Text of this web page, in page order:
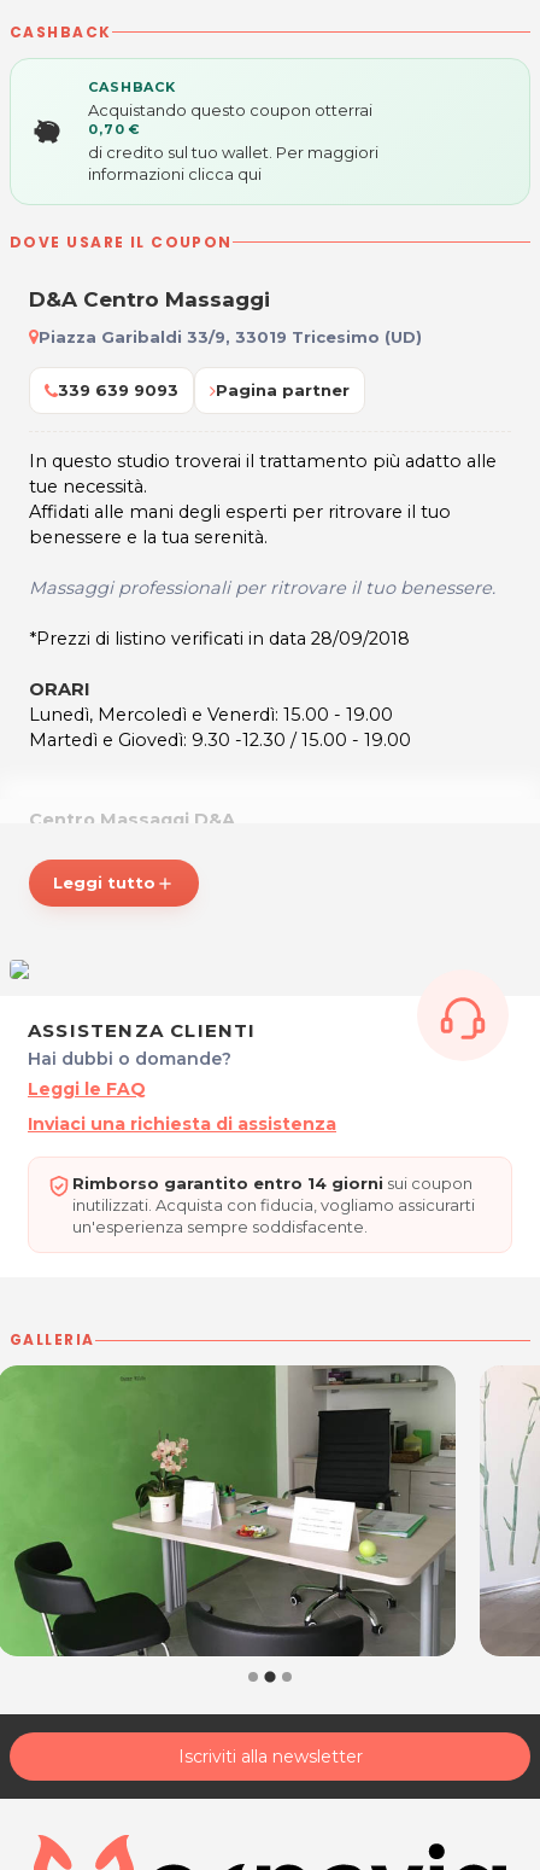
CASHBACK
CASHBACK
Acquistando questo coupon otterrai
0,70 €
di credito sul tuo wallet. Per maggiori
informazioni clicca qui
DOVE USARE IL COUPON
D&A Centro Massaggi
Piazza Garibaldi 33/9, 33019 Tricesimo (UD)
339 639 9093 Pagina partner
In questo studio troverai il trattamento più adatto alle
tue necessità.
Affidati alle mani degli esperti per ritrovare il tuo
benessere e la tua serenità.
Massaggi professionali per ritrovare il tuo benessere.
*Prezzi di listino verificati in data 28/09/2018
ORARI
Lunedì, Mercoledì e Venerdì: 15.00 - 19.00
Martedì e Giovedì: 9.30 -12.30 / 15.00 - 19.00
Centro Massaggi D&A
Piazza Garibaldi 33/9
33019 Tricesimo
Tel. 339 639 9093
Leggi tutto add
ASSISTENZA CLIENTI
Hai dubbi o domande?
Leggi le FAQ
Inviaci una richiesta di assistenza
Rimborso garantito entro 14 giorni sui coupon
inutilizzati. Acquista con fiducia, vogliamo assicurarti
un'esperienza sempre soddisfacente.
GALLERIA
Iscriviti alla newsletter